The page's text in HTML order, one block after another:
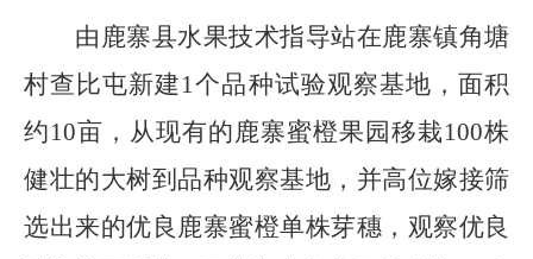
由鹿寨县水果技术指导站在鹿寨镇角塘
村查比屯新建1个品种试验观察基地，面积
约10亩，从现有的鹿寨蜜橙果园移栽100株
健壮的大树到品种观察基地， 并高位嫁接筛
选出来的优良鹿寨蜜橙单株芽穗，观察优良